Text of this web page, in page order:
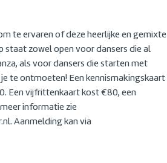
te ervaren of deze heerlijke en gemixte
staat zowel open voor dansers die al
als voor dansers die starten met
te ontmoeten! Een kennismakingskaart
Een vijfrittenkaart kost €80, een
informatie zie
Aanmelding kan via